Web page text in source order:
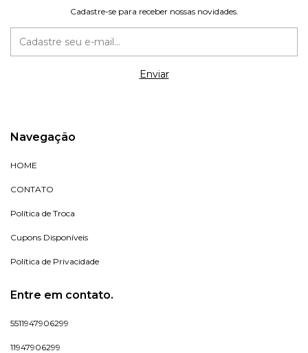
Cadastre-se para receber nossas novidades.
Navegação
HOME
CONTATO
Política de Troca
Cupons Disponíveis
Política de Privacidade
Entre em contato.
5511947906299
11947906299